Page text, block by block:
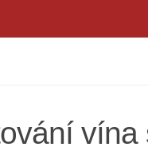
vína